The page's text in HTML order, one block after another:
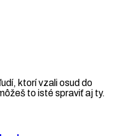
ktorí vzali osud do
to isté spraviť aj ty.